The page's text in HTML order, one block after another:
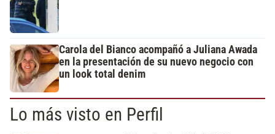
Carola del Bianco acompañó a Juliana Awada
en la presentación de su nuevo negocio con
un look total denim
Lo más visto en Perfil